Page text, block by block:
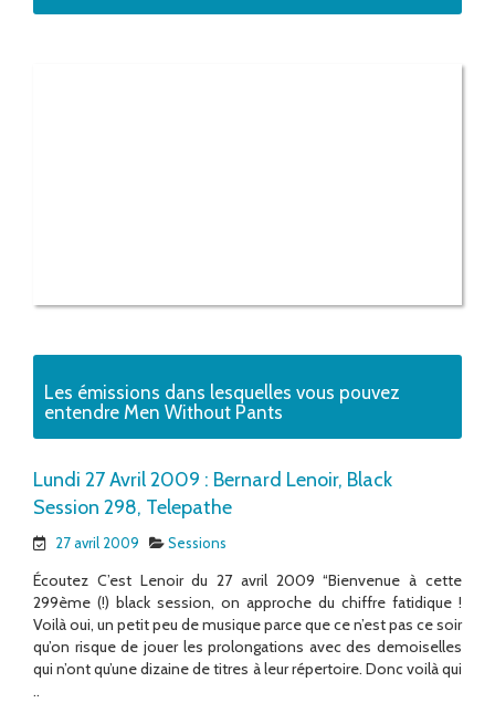
Les émissions dans lesquelles vous pouvez
entendre Men Without Pants
Lundi 27 Avril 2009 : Bernard Lenoir, Black
Session 298, Telepathe
27 avril 2009 Sessions
Écoutez C’est Lenoir du 27 avril 2009 “Bienvenue à cette
299ème (!) black session, on approche du chiffre fatidique !
Voilà oui, un petit peu de musique parce que ce n’est pas ce soir
qu’on risque de jouer les prolongations avec des demoiselles
qui n’ont qu’une dizaine de titres à leur répertoire. Donc voilà qui
..